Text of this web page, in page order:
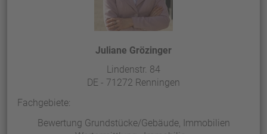
Juliane Grözinger
Lindenstr. 84
DE - 71272 Renningen
Fachgebiete:
Bewertung Grundstücke/Gebäude, Immobilien